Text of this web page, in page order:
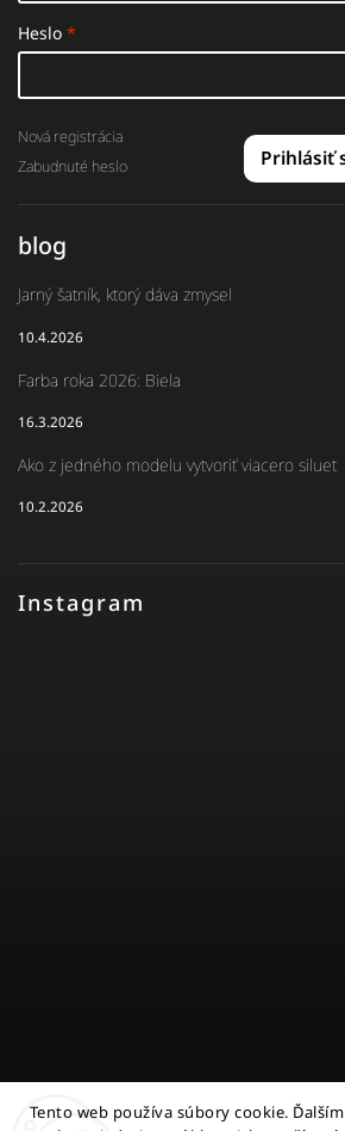
Tento web používa súbory cookie.
Instagram
Heslo
Prihlásiť
Nová registrácia
Zabudnuté heslo
blog
Jarný šatník, ktorý dáva zmysel
10.4.2026
Farba roka 2026: Biela
16.3.2026
Ako z jedného modelu vytvoriť viacero siluet
10.2.2026